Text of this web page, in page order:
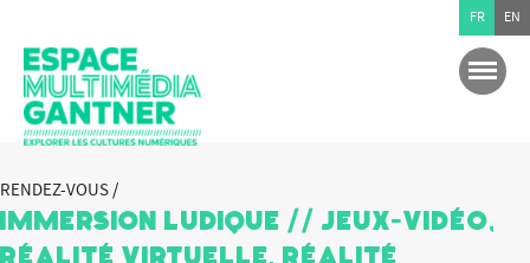
RENDEZ-VOUS /
Immersion Ludique // Jeux-Vidéo,
Réalité Virtuelle, Réalité
FR EN